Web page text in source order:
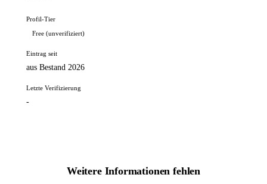
Profil-Tier
Free (unverifiziert)
Eintrag seit
aus Bestand 2026
Letzte Verifizierung
-
Weitere Informationen fehlen